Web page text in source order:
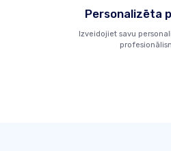
Personalizēta
Izveidojiet savu